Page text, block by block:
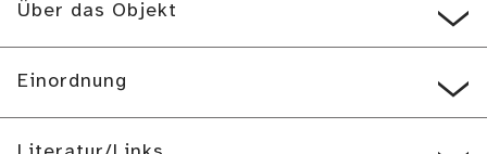
Über das Objekt
Einordnung